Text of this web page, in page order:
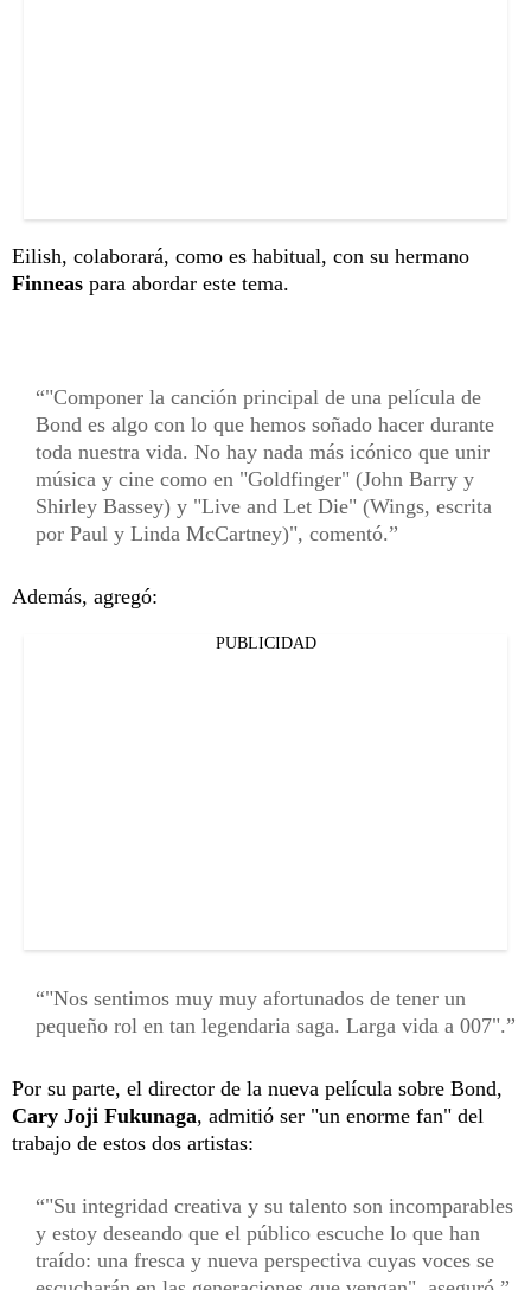
Eilish, colaborará, como es habitual, con su hermano
Finneas para abordar este tema.
"Componer la canción principal de una película de
Bond es algo con lo que hemos soñado hacer durante
toda nuestra vida. No hay nada más icónico que unir
música y cine como en "Goldfinger" (John Barry y
Shirley Bassey) y "Live and Let Die" (Wings, escrita
por Paul y Linda McCartney)", comentó.
Además, agregó:
PUBLICIDAD
"Nos sentimos muy muy afortunados de tener un
pequeño rol en tan legendaria saga. Larga vida a 007".
Por su parte, el director de la nueva película sobre Bond,
Cary Joji Fukunaga, admitió ser "un enorme fan" del
trabajo de estos dos artistas:
"Su integridad creativa y su talento son incomparables
y estoy deseando que el público escuche lo que han
traído: una fresca y nueva perspectiva cuyas voces se